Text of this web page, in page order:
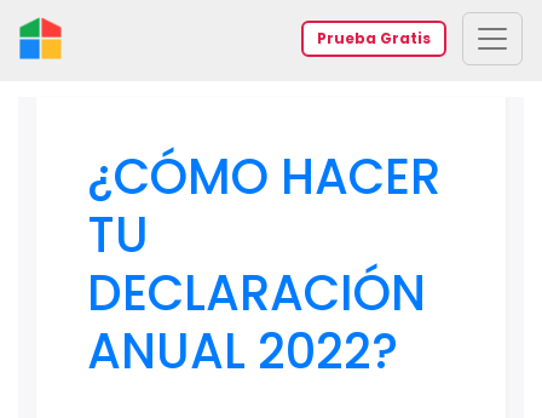
Prueba Gratis
¿CÓMO HACER
TU
DECLARACIÓN
ANUAL 2022?